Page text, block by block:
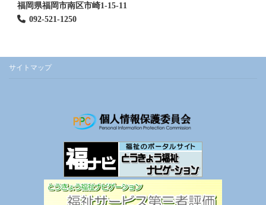
福岡県福岡市南区市崎1-15-11
092-521-1250
サイトマップ